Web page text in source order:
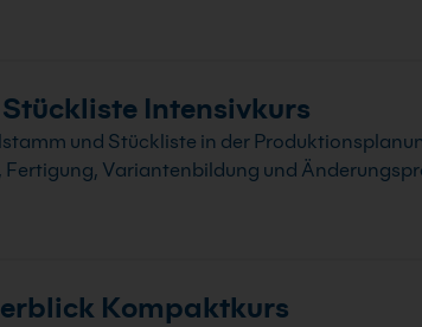
Intensivkurs
und Stückliste in der
Variantenbildung und
Kompaktkurs